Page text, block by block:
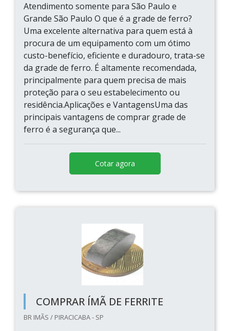
Atendimento somente para São Paulo e
Grande São Paulo O que é a grade de ferro?
Uma excelente alternativa para quem está à
procura de um equipamento com um ótimo
custo-benefício, eficiente e duradouro, trata-se
da grade de ferro. É altamente recomendada,
principalmente para quem precisa de mais
proteção para o seu estabelecimento ou
residência.Aplicações e VantagensUma das
principais vantagens de comprar grade de
ferro é a segurança que...
Cotar agora
COMPRAR ÍMÃ DE FERRITE
BR IMÃS / PIRACICABA - SP